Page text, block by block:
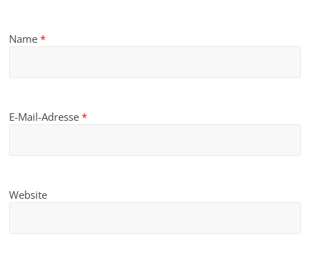
Name*
E-Mail-Adresse*
Website